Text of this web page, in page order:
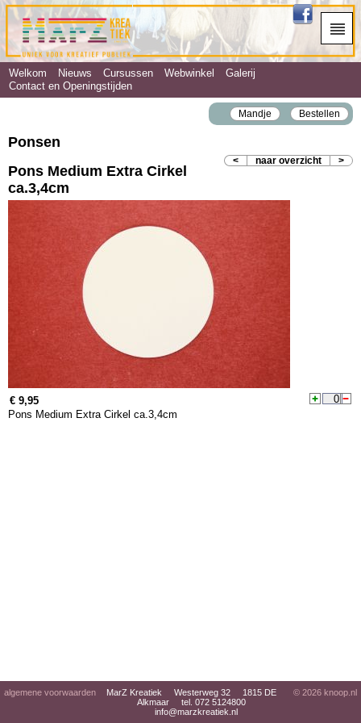
Welkom Nieuws Cursussen Webwinkel
Galerij
Contact en Openingstijden
Mandje Bestellen
Ponsen
< naar overzicht >
Pons Medium Extra Cirkel
ca.3,4cm
€ 9,95
Pons Medium Extra Cirkel ca.3,4cm
algemene voorwaarden
MarZ Kreatiek Westerweg 32 1815 DE
Alkmaar tel. 072 5124800
info@marzkreatiek.nl
© 2026 knoop.nl